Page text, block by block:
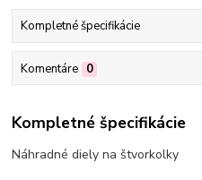
Kompletné špecifikácie
Komentáre 0
Kompletné špecifikácie
Náhradné diely na štvorkolky